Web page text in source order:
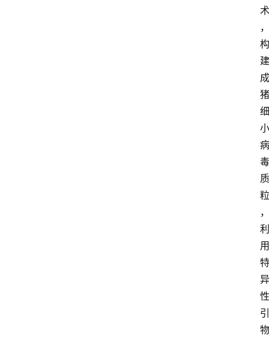
术
，
构
建
成
猪
细
小
病
毒
质
粒
，
利
用
特
异
性
引
物